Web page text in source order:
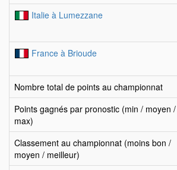
Italie à Lumezzane
France à Brioude
Nombre total de points au championnat
Points gagnés par pronostic (min / moyen /
max)
Classement au championnat (moins bon /
moyen / meilleur)